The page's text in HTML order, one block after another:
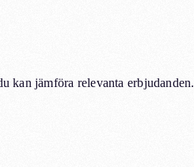
kan jämföra relevanta erbjudanden.